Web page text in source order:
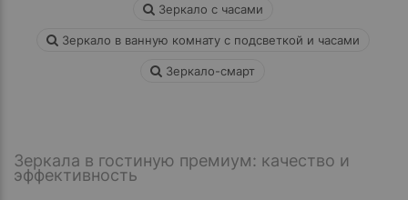
Зеркало с часами
Зеркало в ванную комнату с подсветкой и часами
Зеркало-смарт
Зеркала в гостиную премиум: качество и
эффективность